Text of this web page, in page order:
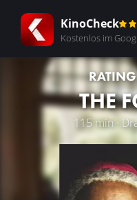
KinoCheck
Kostenlos im
THE
115 min ·